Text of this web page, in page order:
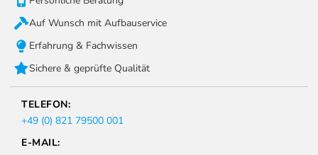
Schutzart:
Auf Wunsch mit Aufbauservice
Erfahrung & Fachwissen
Sichere & geprüfte Qualität
TELEFON:
+49 (0) 821 79500 001
E-MAIL: